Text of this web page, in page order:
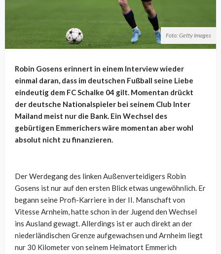
Foto: Getty Images
Robin Gosens erinnert in einem Interview wieder
einmal daran, dass im deutschen Fußball seine Liebe
eindeutig dem FC Schalke 04 gilt. Momentan drückt
der deutsche Nationalspieler bei seinem Club Inter
Mailand meist nur die Bank. Ein Wechsel des
gebürtigen Emmerichers wäre momentan aber wohl
absolut nicht zu finanzieren.
Der Werdegang des linken Außenverteidigers Robin
Gosens ist nur auf den ersten Blick etwas ungewöhnlich. Er
begann seine Profi-Karriere in der II. Manschaft von
Vitesse Arnheim, hatte schon in der Jugend den Wechsel
ins Ausland gewagt. Allerdings ist er auch direkt an der
niederländischen Grenze aufgewachsen und Arnheim liegt
nur 30 Kilometer von seinem Heimatort Emmerich